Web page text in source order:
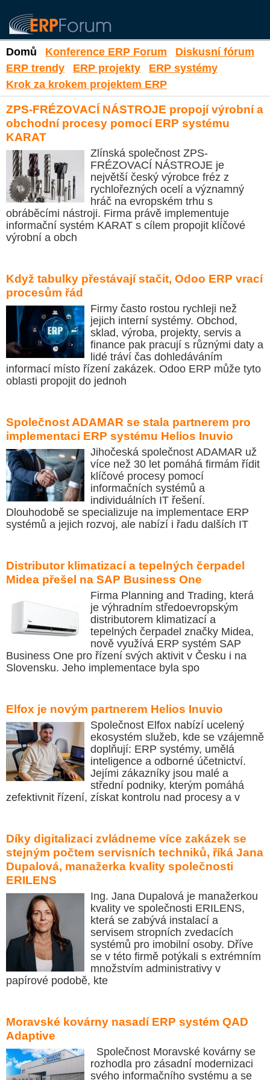
Domů Konference ERP Forum
Diskusní fórum
ERP trendy
ERP projekty
ERP systémy
Krok za krokem projektem ERP
ZPS-FRÉZOVACÍ NÁSTROJE propojí výrobní a
obchodní procesy pomocí ERP systému
KARAT
Zlínská společnost ZPS-
FRÉZOVACÍ NÁSTROJE je
největší český výrobce fréz z
rychlořezných ocelí a významný
hráč na evropském trhu s
obráběcími nástroji. Firma právě implementuje
informační systém KARAT s cílem propojit klíčové
výrobní a obch
Když tabulky přestávají stačit, Odoo ERP vrací
procesům řád
Firmy často rostou rychleji než
jejich interní systémy. Obchod,
sklad, výroba, projekty, servis a
finance pak pracují s různými daty a
lidé tráví čas dohledáváním
informací místo řízení zakázek. Odoo ERP může tyto
oblasti propojit do jednoh
Společnost ADAMAR se stala partnerem pro
implementaci ERP systému Helios Inuvio
Jihočeská společnost ADAMAR už
více než 30 let pomáhá firmám řídit
klíčové procesy pomocí
informačních systémů a
individuálních IT řešení.
Dlouhodobě se specializuje na implementace ERP
systémů a jejich rozvoj, ale nabízí i řadu dalších IT
Distributor klimatizací a tepelných čerpadel
Midea přešel na SAP Business One
Firma Planning and Trading, která
je výhradním středoevropským
distributorem klimatizací a
tepelných čerpadel značky Midea,
nově využívá ERP systém SAP
Business One pro řízení svých aktivit v Česku i na
Slovensku. Jeho implementace byla spo
Elfox je novým partnerem Helios Inuvio
Společnost Elfox nabízí ucelený
ekosystém služeb, kde se vzájemně
doplňují: ERP systémy, umělá
inteligence a odborné účetnictví.
Jejími zákazníky jsou malé a
střední podniky, kterým pomáhá
zefektivnit řízení, získat kontrolu nad procesy a v
Díky digitalizaci zvládneme více zakázek se
stejným počtem servisních techniků, říká Jana
Dupalová, manažerka kvality společnosti
ERILENS
Ing. Jana Dupalová je manažerkou
kvality ve společnosti ERILENS,
která se zabývá instalací a
servisem stropních zvedacích
systémů pro imobilní osoby. Dříve
se v této firmě potýkali s extrémním
množstvím administrativy v
papírové podobě, kte
Moravské kovárny nasadí ERP systém QAD
Adaptive
Společnost Moravské kovárny se
rozhodla pro zásadní modernizaci
svého informačního systému a se